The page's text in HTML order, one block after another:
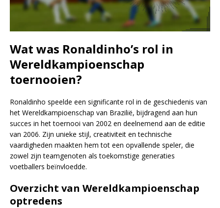
Wat was Ronaldinho’s rol in
Wereldkampioenschap
toernooien?
Ronaldinho speelde een significante rol in de geschiedenis van
het Wereldkampioenschap van Brazilië, bijdragend aan hun
succes in het toernooi van 2002 en deelnemend aan de editie
van 2006. Zijn unieke stijl, creativiteit en technische
vaardigheden maakten hem tot een opvallende speler, die
zowel zijn teamgenoten als toekomstige generaties
voetballers beïnvloedde.
Overzicht van Wereldkampioenschap
optredens